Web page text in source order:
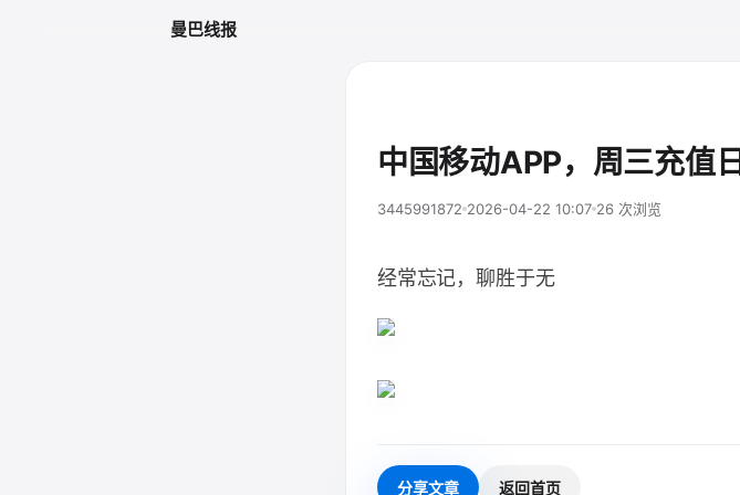
曼巴线报
中国移动APP，周三充值日
3445991872 2026-04-22 10:07 26 次浏览
经常忘记，聊胜于无
分享文章 返回首页